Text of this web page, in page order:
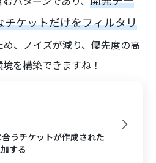
チケットだけをフィルタリ
め、ノイズが減り、優先度の高
を構築できますね！
うチケットが作成された
する